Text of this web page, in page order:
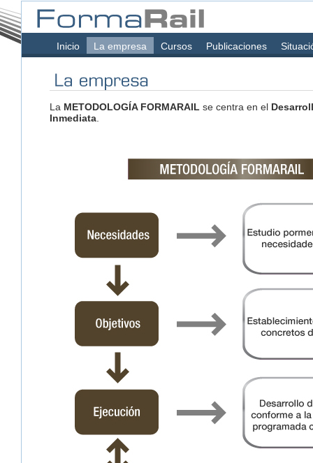
Inicio La empresa Cursos Publicaciones
La METODOLOGÍA FORMARAIL se centra en el
Inmediata